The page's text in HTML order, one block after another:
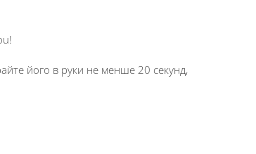
його в руки не менше 20 секунд,